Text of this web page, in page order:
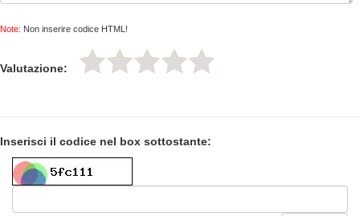
Note: Non inserire codice HTML!
Valutazione:
Inserisci il codice nel box sottostante: